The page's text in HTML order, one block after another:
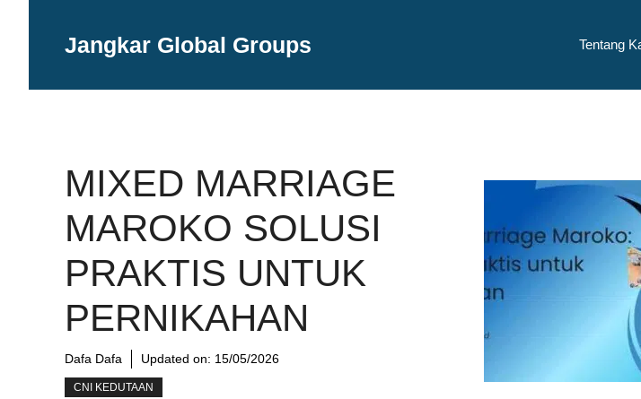
Jangkar Global Groups Tentang
MIXED MARRIAGE
MAROKO SOLUSI
PRAKTIS UNTUK
PERNIKAHAN
Dafa Dafa Updated on: 15/05/2026
CNI KEDUTAAN